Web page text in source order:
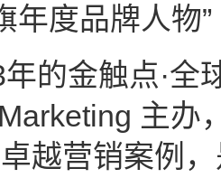
年度品牌人物”
的金触点·全
主办
越营销案例